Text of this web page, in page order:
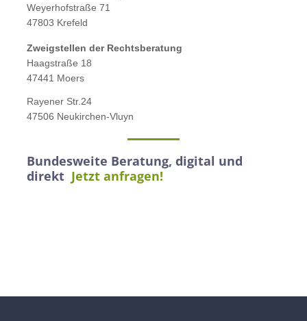
Weyerhofstraße 71
47803 Krefeld
Zweigstellen der Rechtsberatung
Haagstraße 18
47441 Moers
Rayener Str.24
47506 Neukirchen-Vluyn
Bundesweite Beratung, digital und
direkt Jetzt anfragen!